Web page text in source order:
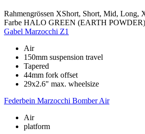
Rahmengrössen XShort, Short, Mid, Long,
Farbe HALO GREEN (EARTH POWDER)
Gabel Marzocchi Z1
Air
150mm suspension travel
Tapered
44mm fork offset
29x2.6" max. wheelsize
Federbein Marzocchi Bomber Air
Air
platform